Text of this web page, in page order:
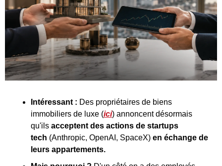
Intéressant : Des propriétaires de biens
immobiliers de luxe (ici) annoncent désormais
qu'ils acceptent des actions de startups
tech (Anthropic, OpenAI, SpaceX) en échange de
leurs appartements.